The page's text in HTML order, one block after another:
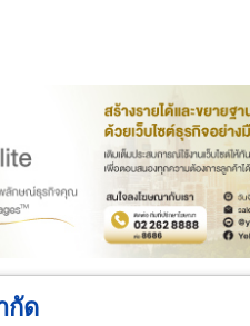
อก/นำเข้า ธุรกิจบริการ
กัด